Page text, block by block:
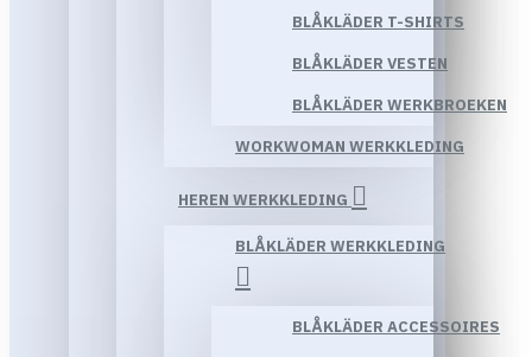
BLÅKLÄDER T-SHIRTS
BLÅKLÄDER VESTEN
BLÅKLÄDER WERKBROEKEN
WORKWOMAN WERKKLEDING
HEREN WERKKLEDING
BLÅKLÄDER WERKKLEDING
BLÅKLÄDER ACCESSOIRES